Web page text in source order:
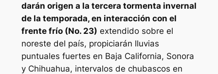
darán origen a la tercera tormenta invernal
de la temporada, en interacción con el
frente frío (No. 23) extendido sobre el
noreste del país, propiciarán lluvias
puntuales fuertes en Baja California, Sonora
y Chihuahua, intervalos de chubascos en